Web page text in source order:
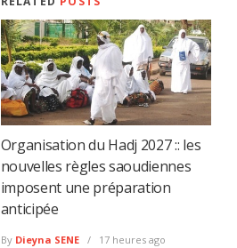
Organisation du Hadj 2027 :: les
nouvelles règles saoudiennes
imposent une préparation
anticipée
By Dieyna SENE 17 heures ago